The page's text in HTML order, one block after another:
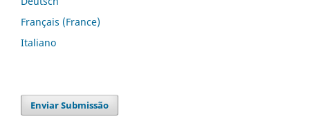
Français (France)
Italiano
Enviar Submissão